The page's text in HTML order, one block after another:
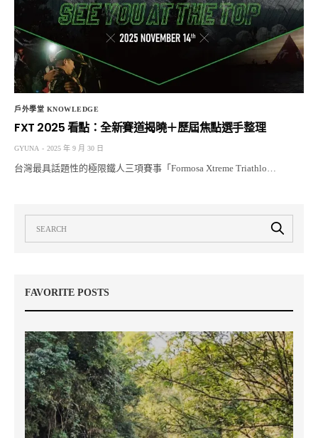
戶外學堂 KNOWLEDGE
FXT 2025 看點：全新賽道揭曉＋歷屆焦點選手整理
GYUNA 2025 年 9 月 30 日
台灣最具話題性的極限鐵人三項賽事「Formosa Xtreme Triathlo…
FAVORITE POSTS